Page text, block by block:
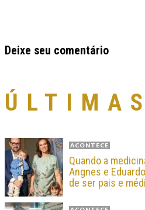
Deixe seu comentário
ÚLTIMAS
ACONTECE
Quando a
Angnes e
de ser pais e